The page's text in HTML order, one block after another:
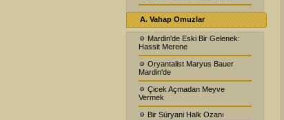
A. Vahap Omuzlar
Mardin'de Eski Bir Gelenek:
Hassit Merene
Oryantalist Maryus Bauer
Mardin'de
Çicek Açmadan Meyve
Vermek
Bir Süryani Halk Ozanı